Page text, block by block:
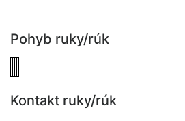
Pohyb ruky/rúk
Kontakt ruky/rúk